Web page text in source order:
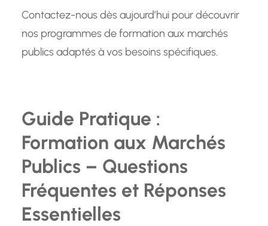
Contactez-nous dès aujourd’hui pour découvrir
nos programmes de formation aux marchés
publics adaptés à vos besoins spécifiques.
Guide Pratique :
Formation aux Marchés
Publics – Questions
Fréquentes et Réponses
Essentielles